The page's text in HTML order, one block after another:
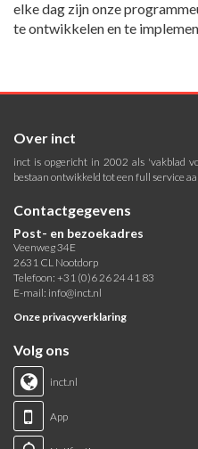
elke dag zijn onze
te ontwikkelen en te
Over inct
inct is opgericht in 2002 als 'vakblad
bestaan ontwikkeld tot een full service
Contactgegevens
Post- en bezoekadres
Veenweg 34E
2631 CL Nootdorp
Telefoon: +31 (0)6 26 24 41 83
E-mail: info@inct.nl
Onze privacyverklaring
Volg ons
inct.nl
App